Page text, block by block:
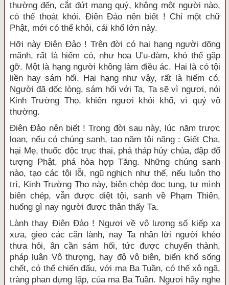
thường đến, cắt đứt mạng quý, không một người nào,
có thể thoát khỏi. Điên Đảo nên biết ! Chỉ một chữ
Phật, mới có thể khỏi, cái khổ lớn này.
Hỡi này Điên Đảo ! Trên đời có hai hạng người dõng
mãnh, rất là hiếm có, như hoa Ưu-đàm, khó thể gặp
gỡ. Một là hạng người không làm điều ác. Hai là có tội
liền hay sám hối. Hai hạng như vậy, rất là hiếm có.
Người đã dốc lòng, sám hối với Ta, Ta sẽ vì ngươi, nói
Kinh Trường Thọ, khiến ngươi khỏi khổ, vì quỷ vô
thường.
Điên Đảo nên biết ! Trong đời sau này, lúc năm trược
loạn, nếu có chúng sanh, tạo năm tội nặng : Giết Cha,
hại Mẹ, thuốc độc trục thai, phá tháp hủy chùa, đập đổ
tượng Phật, phá hòa hợp Tăng. Những chúng sanh
nào, tạo các tội lỗi, ngũ nghịch như thế, nếu luôn thọ
trì, Kinh Trường Thọ này, biên chép đọc tụng, tự mình
biên chép, vẫn được diệt tội, sanh về Phạm Thiên,
huống gì nay người được thân thấy Ta.
Lành thay Điên Đảo ! Ngươi về vô lượng số kiếp xa
xưa, gieo các căn lành, nay Ta nhân lời người khéo
thưa hỏi, ân cần sám hối, tức được chuyển thành,
pháp luân Vô thượng, hay độ vô biên, biển khổ sống
chết, có thể chiến đấu, với ma Ba Tuần, có thế xô ngã,
tràng phan dựng lập, của ma Ba Tuần. Ngươi hãy nghe